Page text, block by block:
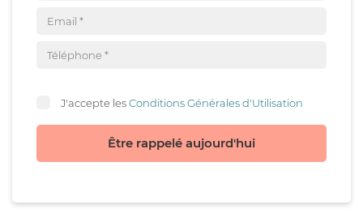
J'accepte lesConditions Générales d'Utilisation
Être rappelé aujourd'hui